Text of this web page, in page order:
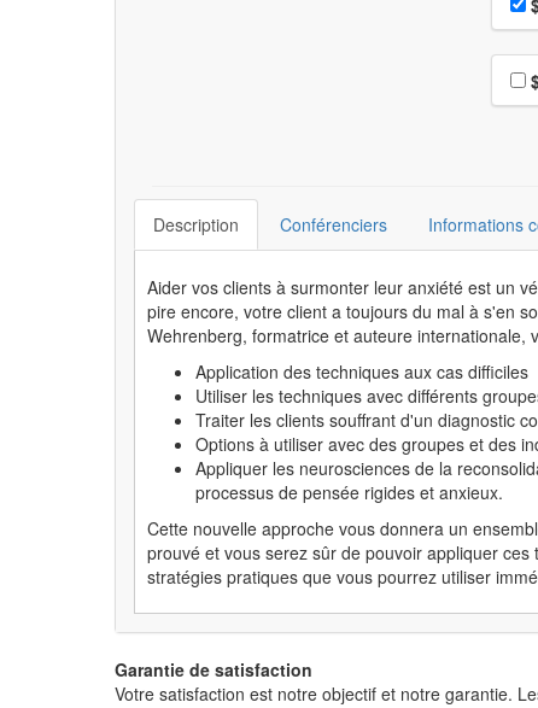
Description Conférenciers Informations
Aider vos clients à surmonter leur anxiété est un
pire encore, votre client a toujours du mal à s'en
Wehrenberg, formatrice et auteure internationale,
Application des techniques aux cas difficiles
Utiliser les techniques avec différents
Traiter les clients souffrant d'un diagnostic
Options à utiliser avec des groupes et des
Appliquer les neurosciences de la
processus de pensée rigides et anxieux.
Cette nouvelle approche vous donnera un
prouvé et vous serez sûr de pouvoir appliquer
stratégies pratiques que vous pourrez utiliser
Garantie de satisfaction
Votre satisfaction est notre objectif et notre garantie.